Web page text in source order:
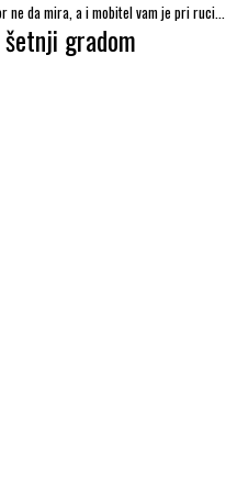
ne da mira, a i mobitel vam je pri ruci...
gradom